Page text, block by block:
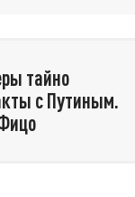
тайно
с Путиным.